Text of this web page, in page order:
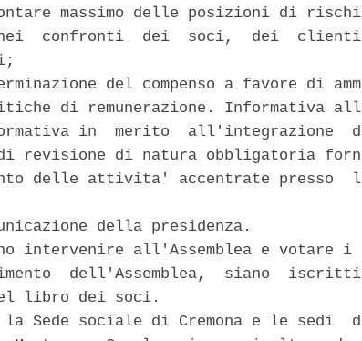
massimo delle posizioni di
nei  confronti  dei  soci,  dei
del compenso a favore di
di remunerazione. Informativa
in  merito  all'integrazione
revisione di natura obbligatoria
delle attivita' accentrate presso
della presidenza.
intervenire all'Assemblea e votare i
dell'Assemblea,  siano  iscritti
libro dei soci.
la Sede sociale di Cremona e le sedi